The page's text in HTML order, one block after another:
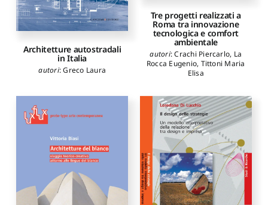
Architetture autostradali
in Italia
autori:Greco Laura
Tre progetti realizzati a
Roma tra innovazione
tecnologica e comfort
ambientale
autori:Crachi Piercarlo, La
Rocca Eugenio, Tittoni Maria
Elisa